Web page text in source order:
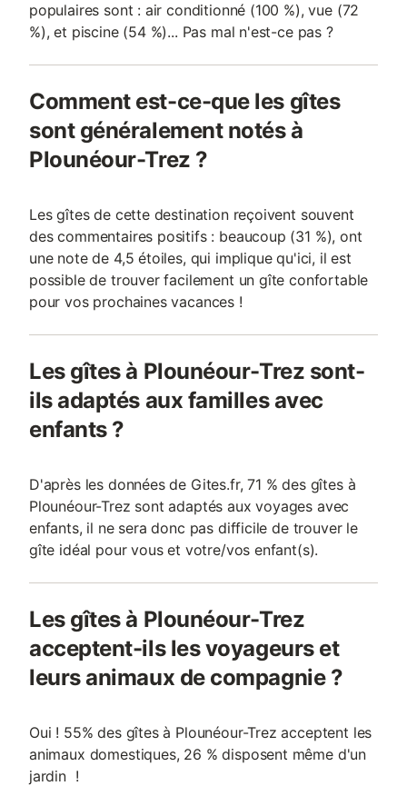
populaires sont : air conditionné (100 %), vue (72
%), et piscine (54 %)... Pas mal n'est-ce pas ?
Comment est-ce-que les gîtes
sont généralement notés à
Plounéour-Trez ?
Les gîtes de cette destination reçoivent souvent
des commentaires positifs : beaucoup (31 %), ont
une note de 4,5 étoiles, qui implique qu'ici, il est
possible de trouver facilement un gîte confortable
pour vos prochaines vacances !
Les gîtes à Plounéour-Trez sont-
ils adaptés aux familles avec
enfants ?
D'après les données de Gites.fr, 71 % des gîtes à
Plounéour-Trez sont adaptés aux voyages avec
enfants, il ne sera donc pas difficile de trouver le
gîte idéal pour vous et votre/vos enfant(s).
Les gîtes à Plounéour-Trez
acceptent-ils les voyageurs et
leurs animaux de compagnie ?
Oui ! 55% des gîtes à Plounéour-Trez acceptent les
animaux domestiques, 26 % disposent même d'un
jardin !